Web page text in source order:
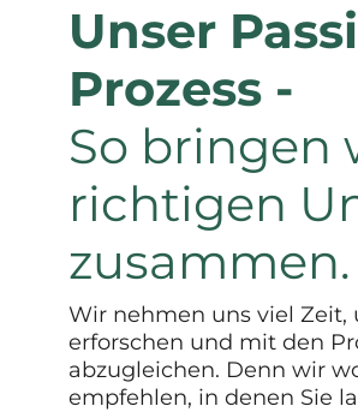
Unser
Prozess -
So bringen
richtigen
zusammen.
Wir nehmen uns viel Zeit,
erforschen und mit den
abzugleichen. Denn wir
empfehlen, in denen Sie